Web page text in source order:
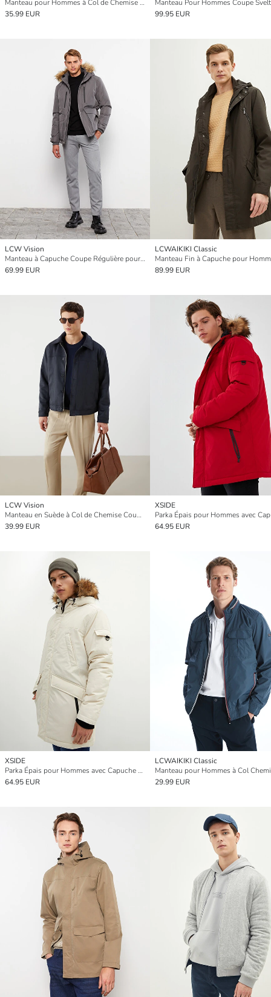
Manteau pour Hommes à Col de Chemise Ajusté
35.99 EUR
99.95 EUR
LCW Vision
Manteau à Capuche Coupe Régulière pour Hommes
69.99 EUR
LCWAIKIKI Classic
89.99 EUR
LCW Vision
Manteau en Suède à Col de Chemise Coupe Décontractée pour Hommes
39.99 EUR
XSIDE
64.95 EUR
XSIDE
Parka Épais pour Hommes avec Capuche Motif Standard en Fourrure
64.95 EUR
LCWAIKIKI Classic
29.99 EUR